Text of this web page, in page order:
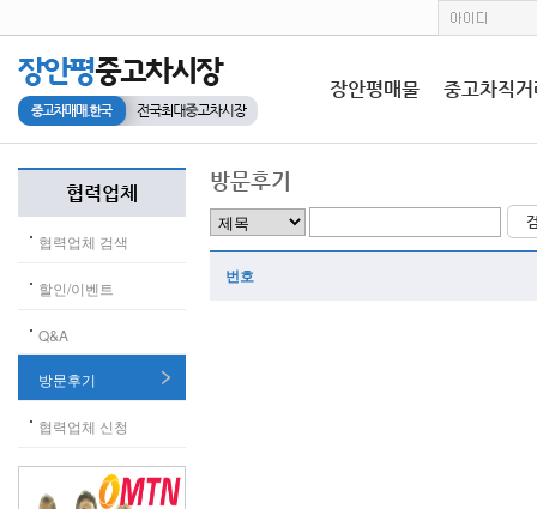
장안평매물 중고차직
협력업체
협력업체 검색
할인/이벤트
Q&A
방문후기
협력업체 신청
방문후기
번호